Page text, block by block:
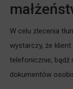
W celu zlecenia
wystarczy, że
telefonicznie, bądź
dokumentów